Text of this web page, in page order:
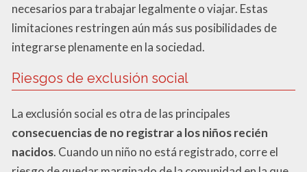
necesarios para trabajar legalmente o viajar. Estas
limitaciones restringen aún más sus posibilidades de
integrarse plenamente en la sociedad.
Riesgos de exclusión social
La exclusión social es otra de las principales
consecuencias de no registrar a los niños recién
nacidos. Cuando un niño no está registrado, corre el